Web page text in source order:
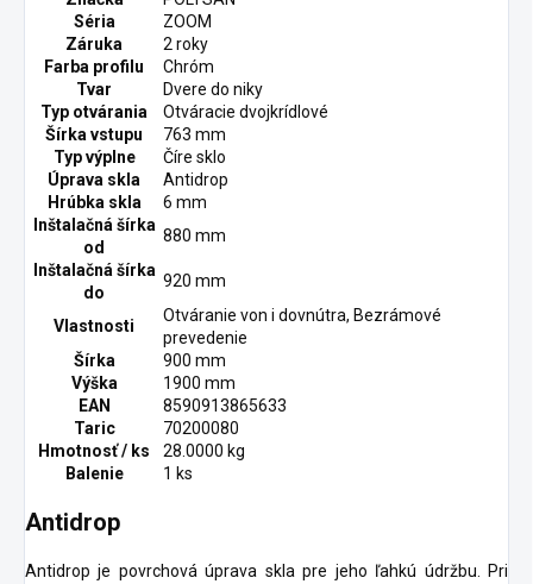
Séria
ZOOM
Záruka
2 roky
Farba profilu
Chróm
Tvar
Dvere do niky
Typ otvárania
Otváracie dvojkrídlové
Šírka vstupu
763 mm
Typ výplne
Číre sklo
Úprava skla
Antidrop
Hrúbka skla
6 mm
Inštalačná šírka
od
880 mm
Inštalačná šírka
do
920 mm
Vlastnosti
Otváranie von i dovnútra, Bezrámové
prevedenie
Šírka
900 mm
Výška
1900 mm
EAN
8590913865633
Taric
70200080
Hmotnosť / ks
28.0000 kg
Balenie
1 ks
Antidrop
Antidrop je povrchová úprava skla pre jeho ľahkú údržbu. Pri